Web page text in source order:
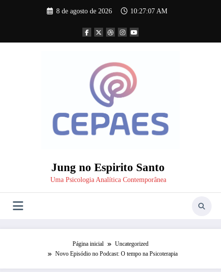
8 de agosto de 2026 10:27:07 AM
Jung no Espirito Santo
Uma Psicologia Analítica Contemporânea
Página inicial
Uncategorized
Novo Episódio no Podcast: O tempo na Psicoterapia